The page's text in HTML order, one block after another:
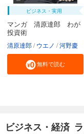
ビジネス・実用
マンガ 清原達郎 わが
投資術
清原達郎 ウエノ 河野慶
無料で読む
ビジネス・経済